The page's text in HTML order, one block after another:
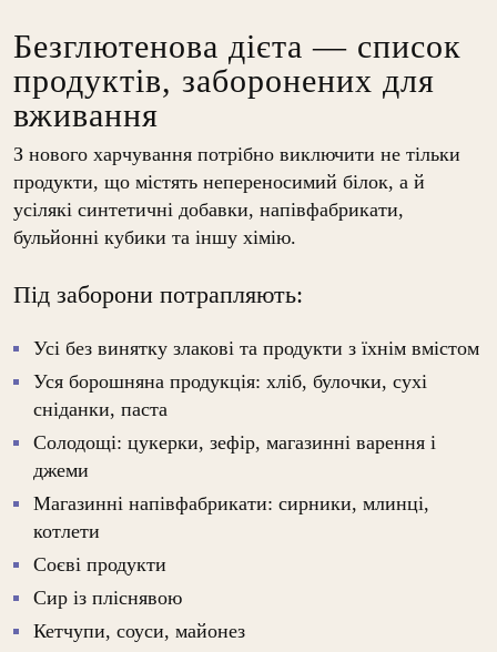
Безглютенова дієта — список
продуктів, заборонених для
вживання
З нового харчування потрібно виключити не тільки
продукти, що містять непереносимий білок, а й
усілякі синтетичні добавки, напівфабрикати,
бульйонні кубики та іншу хімію.
Під заборони потрапляють:
Усі без винятку злакові та продукти з їхнім вмістом
Уся борошняна продукція: хліб, булочки, сухі
сніданки, паста
Солодощі: цукерки, зефір, магазинні варення і
джеми
Магазинні напівфабрикати: сирники, млинці,
котлети
Соєві продукти
Сир із пліснявою
Кетчупи, соуси, майонез